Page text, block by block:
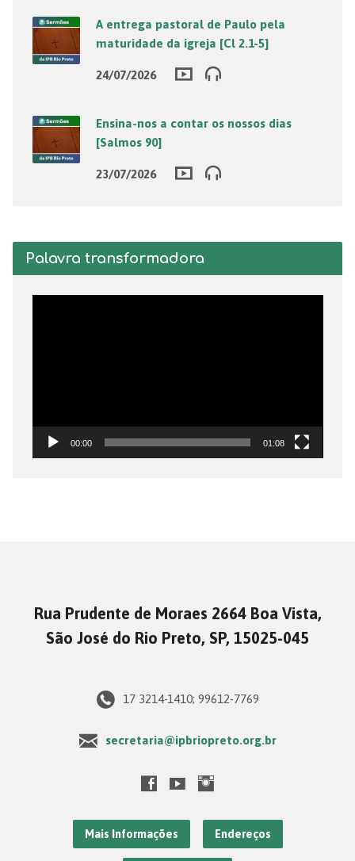
A entrega pastoral de Paulo pela
maturidade da igreja [Cl 2.1-5]
24/07/2026
Ensina-nos a contar os nossos dias
[Salmos 90]
23/07/2026
Palavra transformadora
00:00 01:08
Rua Prudente de Moraes 2664 Boa Vista,
São José do Rio Preto, SP, 15025-045
17 3214-1410; 99612-7769
secretaria@ipbriopreto.org.br
Mais Informações Endereços